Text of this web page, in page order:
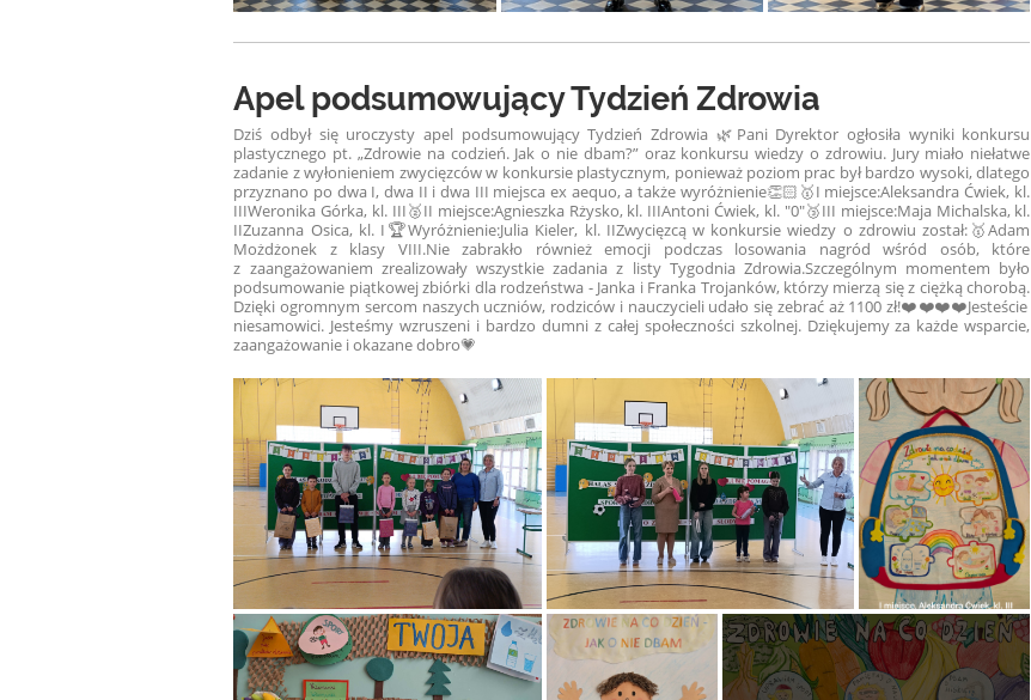
Apel podsumowujący Tydzień Zdrowia
Dziś odbył się uroczysty apel podsumowujący Tydzień Zdrowia 🌿 Pani Dyrektor ogłosiła wyniki konkursu
plastycznego pt. „Zdrowie na codzień. Jak o nie dbam?” oraz konkursu wiedzy o zdrowiu. Jury miało niełatwe
zadanie z wyłonieniem zwycięzców w konkursie plastycznym, ponieważ poziom prac był bardzo wysoki, dlatego
przyznano po dwa I, dwa II i dwa III miejsca ex aequo, a także wyróżnienie👏🏻 🥇I miejsce:Aleksandra Ćwiek, kl.
IIIWeronika Górka, kl. III🥈II miejsce:Agnieszka Rżysko, kl. IIIAntoni Ćwiek, kl. "0"🥉III miejsce:Maja Michalska, kl.
IIZuzanna Osica, kl. I 🏆Wyróżnienie:Julia Kieler, kl. IIZwycięzcą w konkursie wiedzy o zdrowiu został:🥇Adam
Możdżonek z klasy VIII.Nie zabrakło również emocji podczas losowania nagród wśród osób, które
z zaangażowaniem zrealizowały wszystkie zadania z listy Tygodnia Zdrowia.Szczególnym momentem było
podsumowanie piątkowej zbiórki dla rodzeństwa - Janka i Franka Trojanków, którzy mierzą się z ciężką chorobą.
Dzięki ogromnym sercom naszych uczniów, rodziców i nauczycieli udało się zebrać aż 1100 zł!❤️❤️❤️❤️Jesteście
niesamowici. Jesteśmy wzruszeni i bardzo dumni z całej społeczności szkolnej. Dziękujemy za każde wsparcie,
zaangażowanie i okazane dobro💗